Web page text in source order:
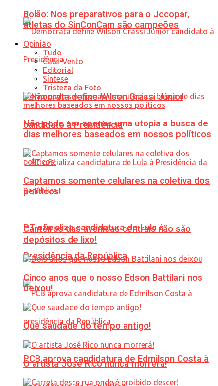
Democrata define Wilson Grassi Júnior
candidato à Presidência
PT oficializa candidatura de Lula à
Presidência da República
PCB aprova candidatura de Edmilson Costa à
Bolão: Nos preparativos para o Jocopar,
atletas do SinConCam são campeões
Opinião
Tudo
Cata-Vento
Editorial
Síntese
Tristeza da Foto
Não pode ser apenas uma utopia a busca de
dias melhores baseados em nossos políticos
Captamos somente celulares na coletiva dos
políticos!
Canteiros das avenidas centrais não são
depósitos de lixo!
Cinco anos que o nosso Edson Battilani nos
deixou!
Que saudade do tempo antigo!
O artista José Rico nunca morrerá!